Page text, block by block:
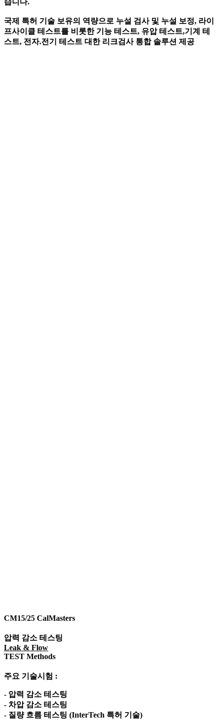
국제 특허 기술 보유의 역량으로 누설 검사 및 누설 보정, 라이
프사이클 테스트를 비롯한 기능 테스트, 유압 테스트,기계 테
스트, 전자.전기 테스트 대한 리크검사 통합 솔루션 제공
CM15/25 CalMasters​
압력 감소 테스팅
Leak & Flow
TEST Methods
주요 기술시험 :
- 압력 감소 테스팅
- 차압 감소 테스팅
- 질량 흐름 테스팅 (InterTech 특허 기술)